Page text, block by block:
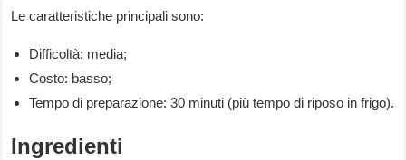
Le caratteristiche principali sono:
Difficoltà: media;
Costo: basso;
Tempo di preparazione: 30 minuti (più tempo di riposo in frigo).
Ingredienti